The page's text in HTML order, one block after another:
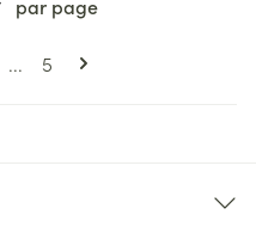
actuellement la page
... Page
5
par page